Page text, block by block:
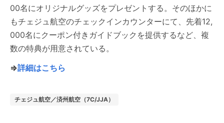
00名にオリジナルグッズをプレゼントする。そのほかに
もチェジュ航空のチェックインカウンターにて、先着12,
000名にクーポン付きガイドブックを提供するなど、複
数の特典が用意されている。
⇒詳細はこちら
チェジュ航空／済州航空（7C/JJA）